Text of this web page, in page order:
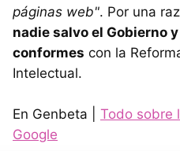
páginas web". Por una
nadie salvo el Gobierno
conformes con la
Intelectual.
En Genbeta | Todo sobre
Google